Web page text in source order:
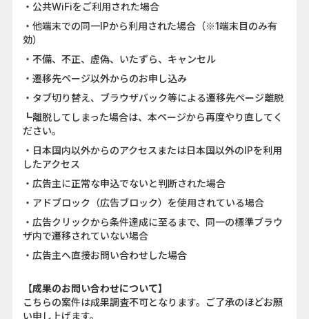
・公共WiFiをご利用された場合
・他端末での同一IPから利用された場合（※1端末目のみ有
効）
・不備、不正、虚偽、いたずら、キャンセル
・遷移先ページ以外からのお申し込み
・タブ切り替え、ブラウザバック等による遷移先ページ離脱
┗離脱してしまった場合は、本ページから再度やり直してく
ださい。
・日本国内以外からのアクセスまたは日本国以外のIPを利用
したアクセス
・広告主に正常な申込でないと判断された場合
・アドブロック（広告ブロック）を使用されている場合
・広告クリックから条件達成に至るまで、同一の標準ブラウ
ザ内で遷移されていない場合
・広告主へ直接お問い合わせした場合
【成果のお問い合わせについて】
こちらの案件は成果調査不可となります。ご了承のほどお願
い申し上げます。